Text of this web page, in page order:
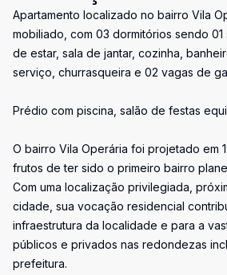
Apartamento localizado no bairro Vila
mobiliado, com 03 dormitórios sendo 01
de estar, sala de jantar, cozinha,
serviço, churrasqueira e 02 vagas de
Prédio com piscina, salão de festas
O bairro Vila Operária foi projetado em
frutos de ter sido o primeiro bairro
Com uma localização privilegiada,
cidade, sua vocação residencial
infraestrutura da localidade e para a
públicos e privados nas redondezas
prefeitura.